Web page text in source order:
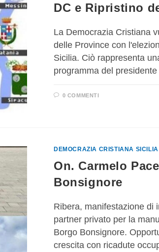
DC e Ripristino
La Democrazia Cristiana
delle Province con
Sicilia. Ciò rappresenta
programma del
0 COMMENTI
DEMOCRAZIA CRISTIANA SICILIA
On. Carmelo
Bonsignore
Ribera, manifestazione di
partner privato per la
Borgo Bonsignore.
crescita con ricadute